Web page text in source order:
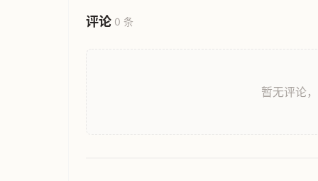
评论 0 条
暂无评论